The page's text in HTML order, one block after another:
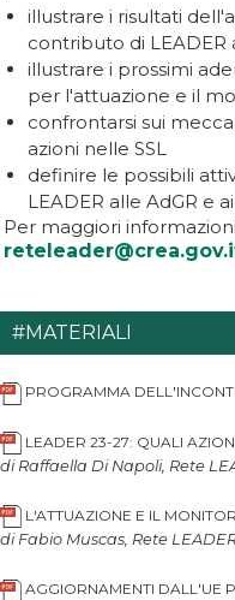
illustrare i risultati
contributo di LEADER
illustrare i prossimi
per l'attuazione e il
confrontarsi sui
azioni nelle SSL
definire le possibili
LEADER alle AdGR e ai
Per maggiori
#MATERIALI
PROGRAMMA
LEADER 23-27: QUALI
di Raffaella Di Napoli, Rete
L'ATTUAZIONE E IL
di Fabio Muscas, Rete
AGGIORNAMENTI DALL'UE